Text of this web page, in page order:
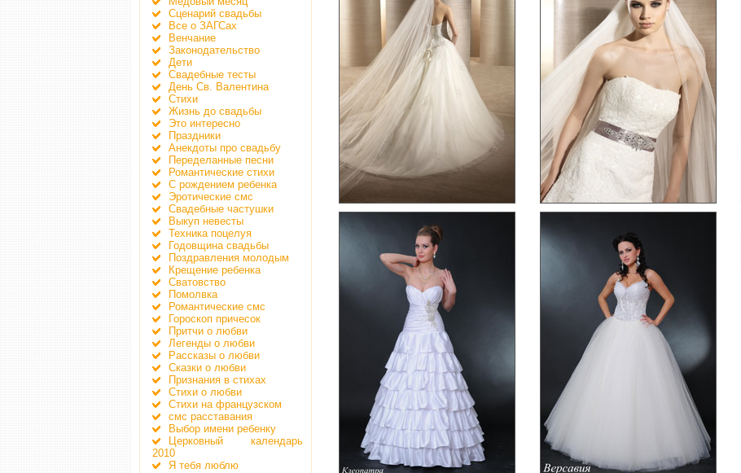
Сценарий свадьбы
Все о ЗАГСах
Венчание
Законодательство
Дети
Свадебные тесты
День Св. Валентина
Стихи
Жизнь до свадьбы
Это интересно
Праздники
Анекдоты про свадьбу
Переделанные песни
Романтические стихи
С рождением ребенка
Эротические смс
Свадебные частушки
Выкуп невесты
Техника поцелуя
Годовщина свадьбы
Поздравления молодым
Крещение ребенка
Сватовство
Помолвка
Романтические смс
Гороскоп причесок
Притчи о любви
Легенды о любви
Рассказы о любви
Сказки о любви
Признания в стихах
Стихи о любви
Стихи на французском
смс расставания
Выбор имени ребенку
Церковный календарь
2010
Я тебя люблю